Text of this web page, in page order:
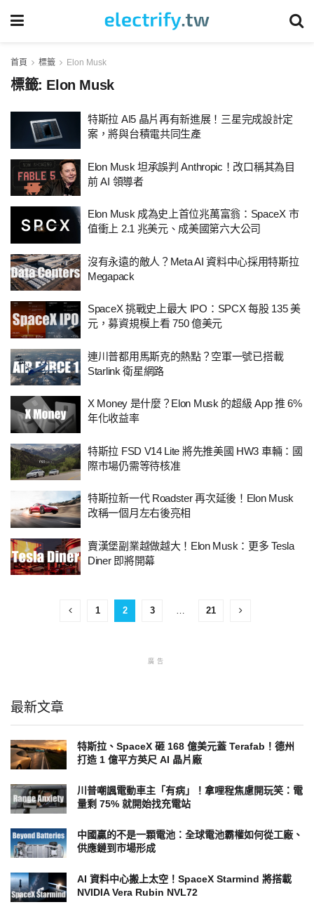
首頁 標籤 Elon Musk
標籤: Elon Musk
特斯拉 AI5 晶片再有新進展！三星完成設計定
案，將與台積電共同生產
Elon Musk 坦承誤判 Anthropic！改口稱其為目
前 AI 領導者
Elon Musk 成為史上首位兆萬富翁：SpaceX 市
值衝上 2.1 兆美元、成美國第六大公司
沒有永遠的敵人？Meta AI 資料中心採用特斯拉
Megapack
SpaceX 挑戰史上最大 IPO：SPCX 每股 135 美
元，募資規模上看 750 億美元
連川普都用馬斯克的熱點？空軍一號已搭載
Starlink 衛星網路
X Money 是什麼？Elon Musk 的超級 App 推 6%
年化收益率
特斯拉 FSD V14 Lite 將先推美國 HW3 車輛：國
際市場仍需等待核准
特斯拉新一代 Roadster 再次延後！Elon Musk
改稱一個月左右後亮相
賣漢堡副業越做越大！Elon Musk：更多 Tesla
Diner 即將開幕
1 2 3 … 21
廣告
最新文章
特斯拉、SpaceX 砸 168 億美元蓋 Terafab！德州
打造 1 億平方英尺 AI 晶片廠
川普嘲諷電動車主「有病」！拿哩程焦慮開玩笑：電
量剩 75% 就開始找充電站
中國贏的不是一顆電池：全球電池霸權如何從工廠、
供應鏈到市場形成
AI 資料中心搬上太空！SpaceX Starmind 將搭載
NVIDIA Vera Rubin NVL72